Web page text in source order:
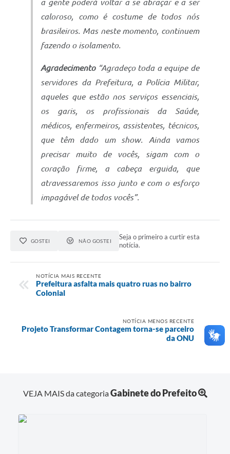
a gente poderá voltar a se abraçar e a ser
caloroso, como é costume de todos nós
brasileiros. Mas neste momento, continuem
fazendo o isolamento.
Agradecimento“Agradeço toda a equipe de
servidores da Prefeitura, a Polícia Militar,
aqueles que estão nos serviços essenciais,
os garis, os profissionais da Saúde,
médicos, enfermeiros, assistentes, técnicos,
que têm dado um show. Ainda vamos
precisar muito de vocês, sigam com o
coração firme, a cabeça erguida, que
atravessaremos isso junto e com o esforço
impagável de todos vocês”.
GOSTEI NÃO GOSTEI
Seja o primeiro a curtir esta
notícia.
NOTÍCIA MAIS RECENTE
Prefeitura asfalta mais quatro ruas no bairro
Colonial
NOTÍCIA MENOS RECENTE
Projeto Transformar Contagem torna-se parceiro
da ONU
VEJA MAIS da categoriaGabinete do Prefeito